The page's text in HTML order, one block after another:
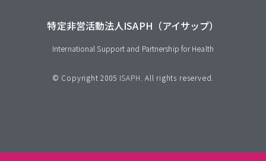
特定非営活動法人ISAPH（アイサップ）
International Support and Partnership for Health
© Copyright 2005 ISAPH . All rights reserved.